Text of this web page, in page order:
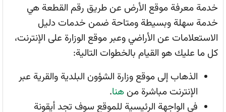
خدمة معرفة موقع الأرض عن طريق رقم القطعة هي
خدمة سهلة وبسيطة ومتاحة ضمن خدمات دليل
الاستعلامات عن الأراضي وعبر موقع الوزارة على الإنترنت،
كل ما عليك هو القيام بالخطوات التالية:
الذهاب إلى موقع وزارة الشؤون البلدية والقرية عبر
الإنترنت مباشرة من هنا.
في الواجهة الرئيسية للموقع سوف تجد أيقونة